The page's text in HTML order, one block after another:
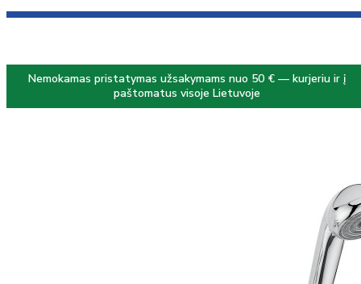
Nemokamas pristatymas užsakymams nuo 50 € — kurjeriu ir į
paštomatus visoje Lietuvoje